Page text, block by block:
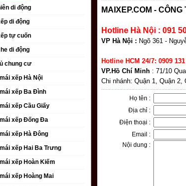
di động
di động
tự cuốn
di động
chung cư
xếp Hà Nội
xếp Ba Đình
xếp Cầu Giấy
xếp Đống Đa
xếp Hà Đông
xếp Hai Ba Trưng
xếp Hoàn Kiếm
xếp Hoàng Mai
MAIXEP.COM - CÔNG
Hotline Hà Nội : 091
VP Hà Nội : Ngõ 361 -
Hotline HCM 24/7: 0909
VP.Hồ Chí Minh: 71/10
Chi nhánh: Quận 1, Quận 2,
Họ tên :
Địa chỉ :
Điện thoại :
Email :
Nội dung :